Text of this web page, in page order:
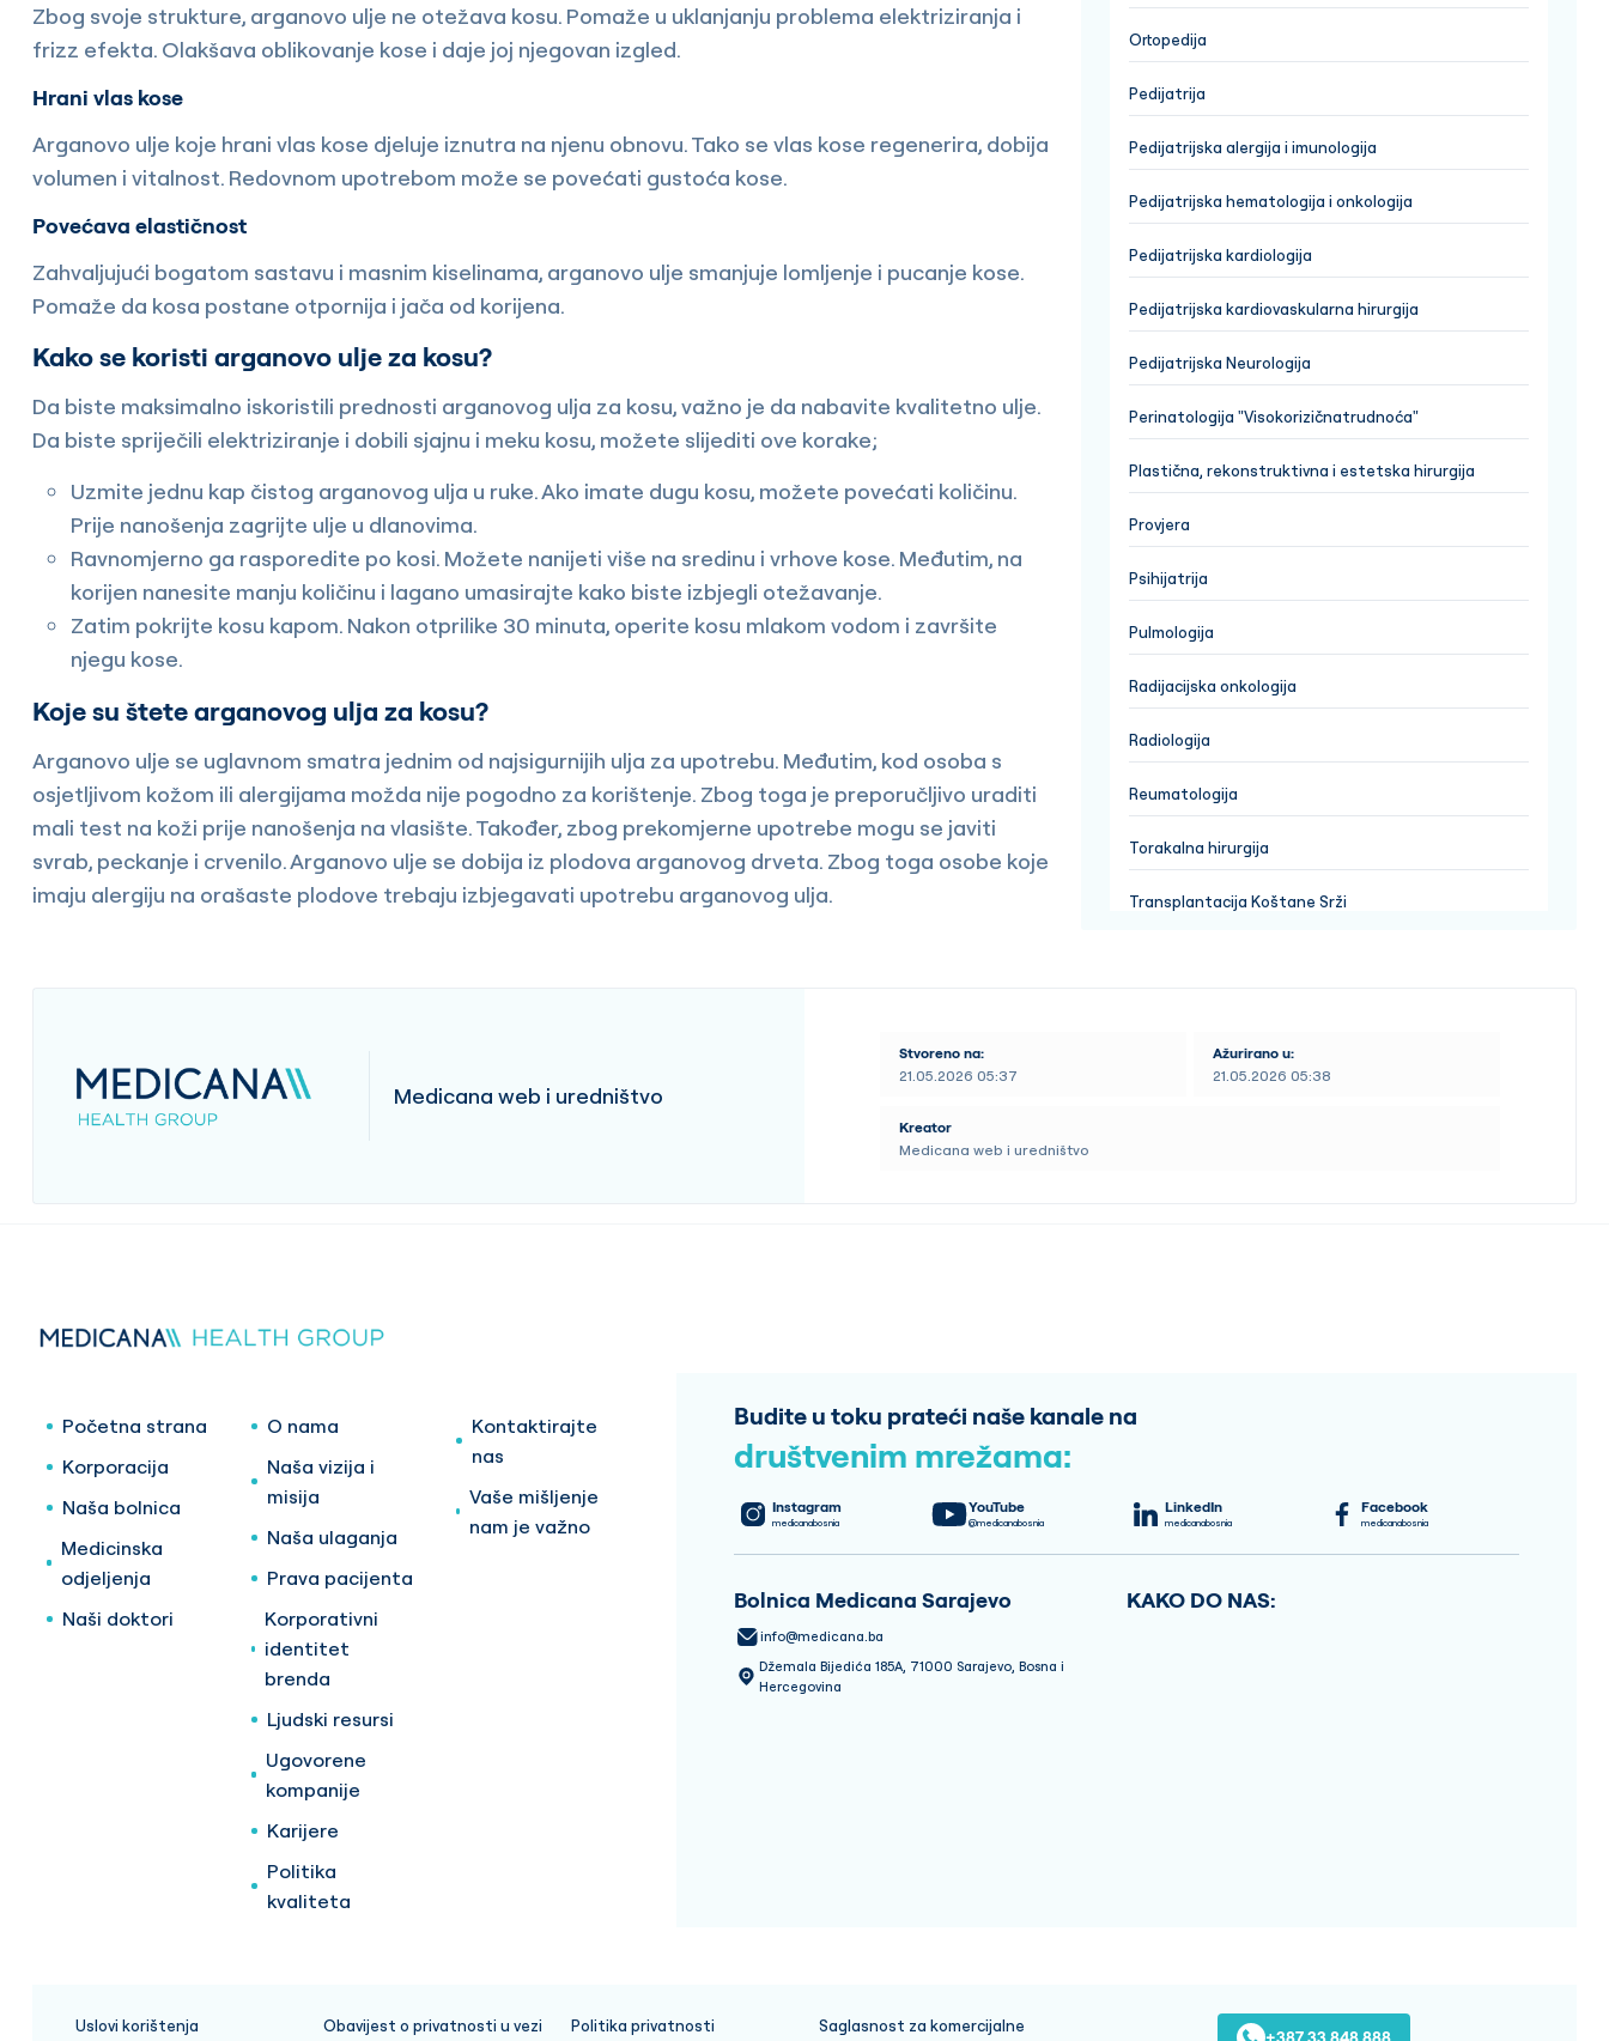
Zbog svoje strukture, arganovo ulje ne otežava kosu. Pomaže u uklanjanju problema elektriziranja i
frizz efekta. Olakšava oblikovanje kose i daje joj njegovan izgled.
Hrani vlas kose
Arganovo ulje koje hrani vlas kose djeluje iznutra na njenu obnovu. Tako se vlas kose regenerira, dobija
volumen i vitalnost. Redovnom upotrebom može se povećati gustoća kose.
Povećava elastičnost
Zahvaljujući bogatom sastavu i masnim kiselinama, arganovo ulje smanjuje lomljenje i pucanje kose.
Pomaže da kosa postane otpornija i jača od korijena.
Kako se koristi arganovo ulje za kosu?
Da biste maksimalno iskoristili prednosti arganovog ulja za kosu, važno je da nabavite kvalitetno ulje.
Da biste spriječili elektriziranje i dobili sjajnu i meku kosu, možete slijediti ove korake;
Uzmite jednu kap čistog arganovog ulja u ruke. Ako imate dugu kosu, možete povećati količinu.
Prije nanošenja zagrijte ulje u dlanovima.
Ravnomjerno ga rasporedite po kosi. Možete nanijeti više na sredinu i vrhove kose. Međutim, na
korijen nanesite manju količinu i lagano umasirajte kako biste izbjegli otežavanje.
Zatim pokrijte kosu kapom. Nakon otprilike 30 minuta, operite kosu mlakom vodom i završite
njegu kose.
Koje su štete arganovog ulja za kosu?
Arganovo ulje se uglavnom smatra jednim od najsigurnijih ulja za upotrebu. Međutim, kod osoba s
osjetljivom kožom ili alergijama možda nije pogodno za korištenje. Zbog toga je preporučljivo uraditi
mali test na koži prije nanošenja na vlasište. Također, zbog prekomjerne upotrebe mogu se javiti
svrab, peckanje i crvenilo. Arganovo ulje se dobija iz plodova arganovog drveta. Zbog toga osobe koje
imaju alergiju na orašaste plodove trebaju izbjegavati upotrebu arganovog ulja.
Ortopedija
Pedijatrija
Pedijatrijska alergija i imunologija
Pedijatrijska hematologija i onkologija
Pedijatrijska kardiologija
Pedijatrijska kardiovaskularna hirurgija
Pedijatrijska Neurologija
Perinatologija "Visokorizičnatrudnoća"
Plastična, rekonstruktivna i estetska hirurgija
Provjera
Psihijatrija
Pulmologija
Radijacijska onkologija
Radiologija
Reumatologija
Torakalna hirurgija
Transplantacija Koštane Srži
Uho, nos i grlo (ORL)
Medicana web i uredništvo
Stvoreno na:
21.05.2026 05:37
Ažurirano u:
21.05.2026 05:38
Kreator
Medicana web i uredništvo
Početna strana
Korporacija
Naša bolnica
Medicinska
odjeljenja
Naši doktori
O nama
Naša vizija i
misija
Naša ulaganja
Prava pacijenta
Korporativni
identitet
brenda
Ljudski resursi
Ugovorene
kompanije
Karijere
Politika
kvaliteta
Kontaktirajte
nas
Vaše mišljenje
nam je važno
Budite u toku prateći naše kanale na
društvenim mrežama:
Instagram
medicanabosnia
YouTube
@medicanabosnia
LinkedIn
medicanabosnia
Facebook
medicanabosnia
Bolnica Medicana Sarajevo
info@medicana.ba
Džemala Bijedića 185A, 71000 Sarajevo, Bosna i
Hercegovina
KAKO DO NAS:
Uslovi korištenja
Obavijest o privatnosti u vezi
Politika privatnosti
Saglasnost za komercijalne
+387 33 848 888